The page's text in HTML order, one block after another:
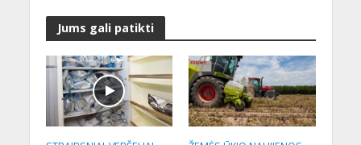
Jums gali patikti